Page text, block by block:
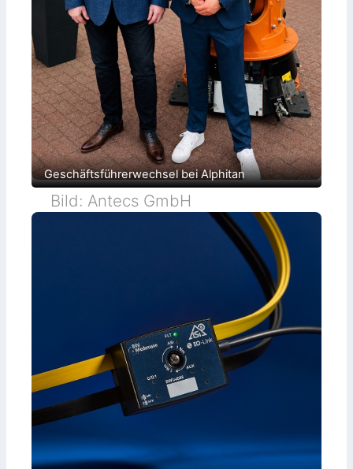
Geschäftsführerwechsel bei Alphitan
Bild: Antecs GmbH